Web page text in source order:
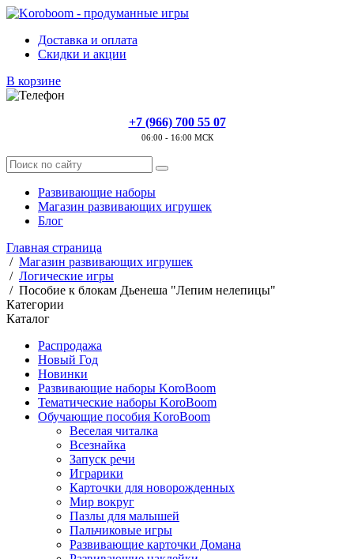
Доставка и оплата
Скидки и акции
В корзине
+7 (966) 700 55 07
06:00 - 16:00 МСК
Развивающие наборы
Магазин развивающих игрушек
Блог
Главная страница
/ Магазин развивающих игрушек
/ Логические игры
/ Пособие к блокам Дьенеша "Лепим нелепицы"
Категории
Каталог
Распродажа
Новый Год
Новинки
Развивающие наборы KoroBoom
Тематические наборы KoroBoom
Обучающие пособия KoroBoom
Веселая читалка
Всезнайка
Запуск речи
Играрики
Карточки для новорожденных
Мир вокруг
Пазлы для малышей
Пальчиковые игры
Развивающие карточки Домана